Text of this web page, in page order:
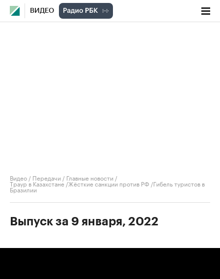
ВИДЕО
Видео / Передачи / Главные новости /
Траур в Казахстане /Жёсткие санкции против РФ /Гибель туристов в
Бразилии
Выпуск за 9 января, 2022